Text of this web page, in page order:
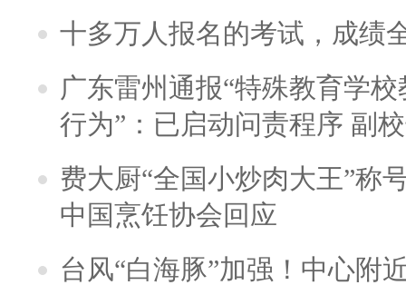
十多万人报名的考试，成绩
广东雷州通报“特殊教育学
行为”：已启动问责程序 副
费大厨“全国小炒肉大王”称
中国烹饪协会回应
台风“白海豚”加强！中心附